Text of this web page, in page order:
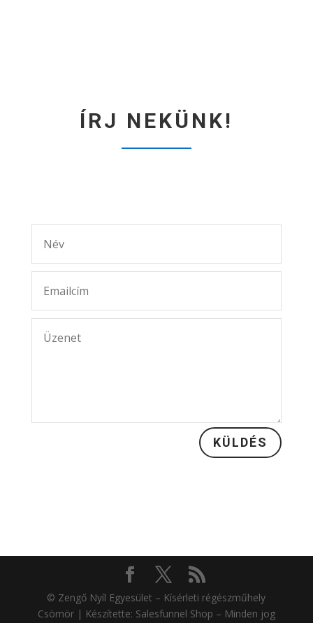
ÍRJ NEKÜNK!
KÜLDÉS
© Zengő Nyíl Egyesület – Kísérleti régészműhely
Csömör | Készítette: Salesfunnel Shop – Minden jog